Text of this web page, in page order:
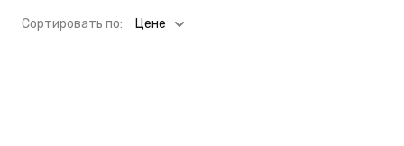
Cортировать по: Цене